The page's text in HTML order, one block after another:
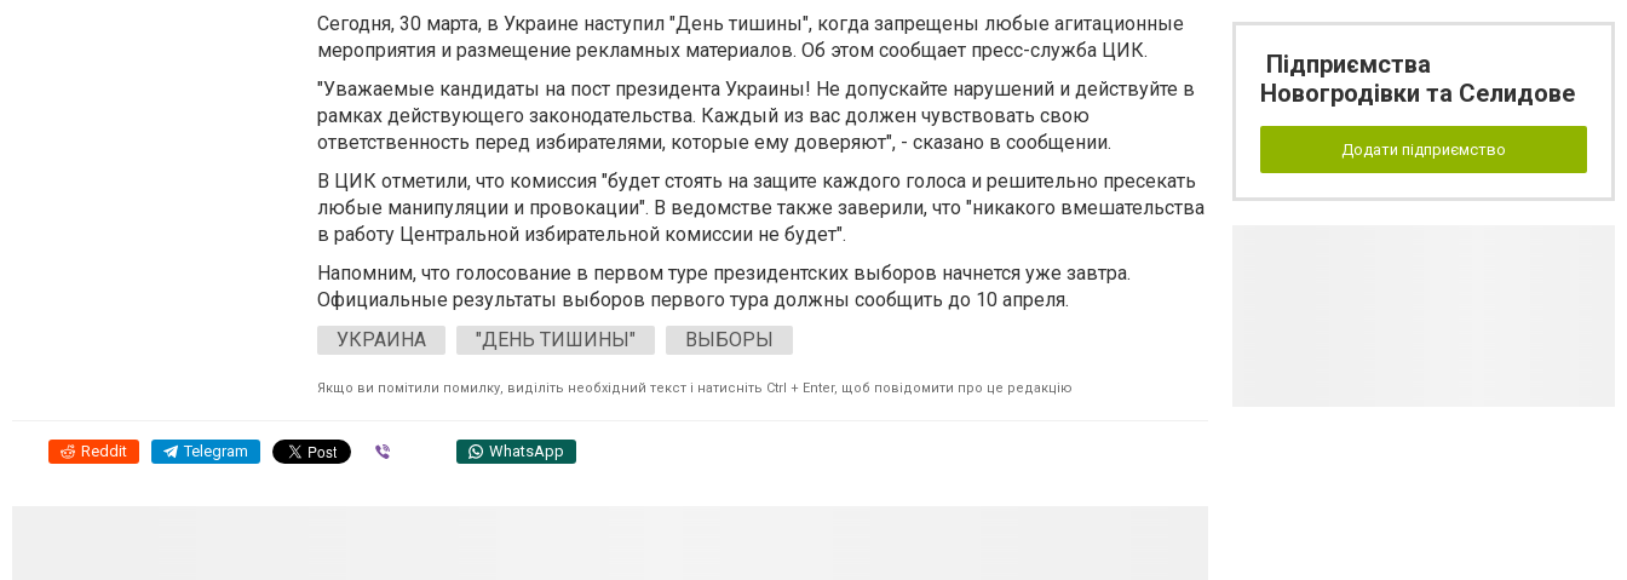
Сегодня, 30 марта, в Украине наступил "День тишины", когда запрещены любые агитационные
мероприятия и размещение рекламных материалов. Об этом сообщает пресс-служба ЦИК.
"Уважаемые кандидаты на пост президента Украины! Не допускайте нарушений и действуйте в
рамках действующего законодательства. Каждый из вас должен чувствовать свою
ответственность перед избирателями, которые ему доверяют", - сказано в сообщении.
В ЦИК отметили, что комиссия "будет стоять на защите каждого голоса и решительно пресекать
любые манипуляции и провокации". В ведомстве также заверили, что "никакого вмешательства
в работу Центральной избирательной комиссии не будет".
Напомним, что голосование в первом туре президентских выборов начнется уже завтра.
Официальные результаты выборов первого тура должны сообщить до 10 апреля.
УКРАИНА
"ДЕНЬ ТИШИНЫ" ВЫБОРЫ
Якщо ви помітили помилку, виділіть необхідний текст і натисніть Ctrl + Enter, щоб повідомити про це редакцію
Reddit Telegram WhatsApp
Підприємства
Новогродівки та Селидове
Додати підприємство